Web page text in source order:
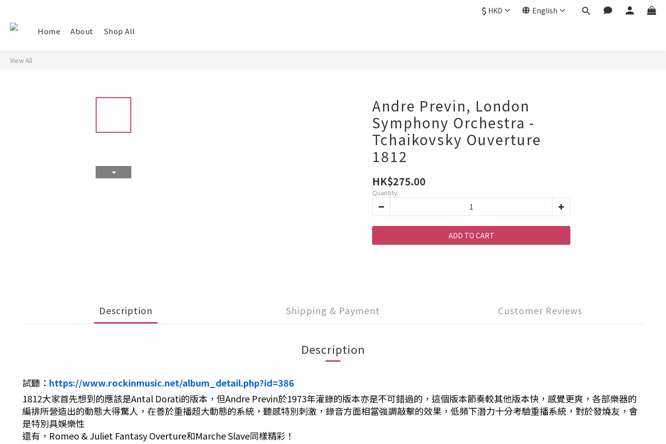
$ HKD English
Home About Shop All
View All
Andre Previn, London
Symphony Orchestra -
Tchaikovsky Ouverture
1812
HK$275.00
Quantity
ADD TO CART
Description Shipping & Payment Customer Reviews
Description
試聽： https://www.rockinmusic.net/album_detail.php?id=386
1812大家首先想到的應該是Antal Dorati的版本，但Andre Previn於1973年灌錄的版本亦是不可錯過的，這個版本節奏較其他版本快，感覺更爽，各部樂器的
編排所營造出的動態大得驚人，在善於重播超大動態的系統，聽感特別刺激，錄音方面相當強調敲擊的效果，低頻下潛力十分考驗重播系統，對於發燒友，會
是特別具娛樂性
還有，Romeo & Juliet Fantasy Overture和Marche Slave同樣精彩！